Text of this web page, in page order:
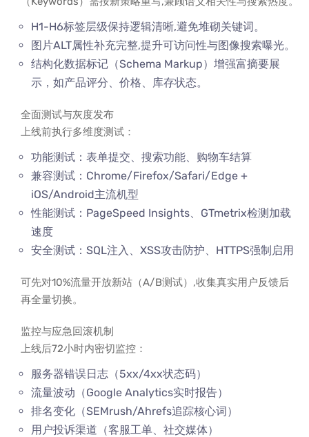
H1-H6标签层级保持逻辑清晰,避免堆砌关键词。
图片ALT属性补充完整,提升可访问性与图像搜索曝光。
结构化数据标记（Schema Markup）增强富摘要展
示，如产品评分、价格、库存状态。
全面测试与灰度发布
上线前执行多维度测试：
功能测试：表单提交、搜索功能、购物车结算
兼容测试：Chrome/Firefox/Safari/Edge +
iOS/Android主流机型
性能测试：PageSpeed Insights、GTmetrix检测加载
速度
安全测试：SQL注入、XSS攻击防护、HTTPS强制启用
可先对10%流量开放新站（A/B测试）,收集真实用户反馈后
再全量切换。
监控与应急回滚机制
上线后72小时内密切监控：
服务器错误日志（5xx/4xx状态码）
流量波动（Google Analytics实时报告）
排名变化（SEMrush/Ahrefs追踪核心词）
用户投诉渠道（客服工单、社交媒体）